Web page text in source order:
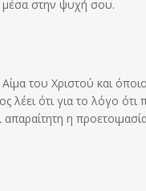
στην ψυχή σου.
του Χριστού και
ότι για το λόγο ότι
η